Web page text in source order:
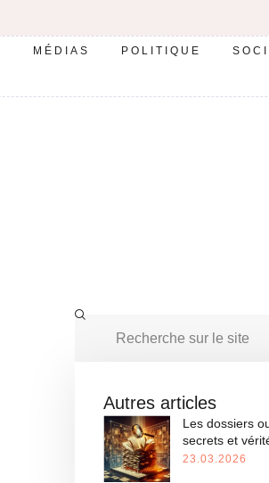
MÉDIAS POLITIQUE
Autres articles
Les dossiers
secrets et
23.03.2026